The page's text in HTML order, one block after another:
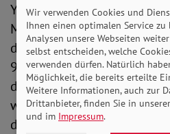
YouTube-Videos
Mathearbeit oder das
des Buchautors und
900.000 Menschen
die Demokratisierung von
wünscht sich „eine Welt, in
dieselben
Wir verwenden Cookies und
Ihnen einen optimalen Service
Analysen unsere Webseiten
selbst entscheiden, welche
verwenden dürfen. Natürlich
Möglichkeit, die bereits erteilte
Weitere Informationen, auch zur
Drittanbieter, finden Sie in unserer
und im Impressum.